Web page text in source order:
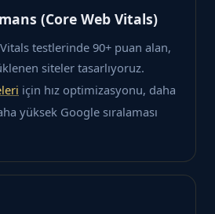
(Core Web Vitals)
testlerinde 90+ puan alan,
siteler tasarlıyoruz.
için hız optimizasyonu, daha
yüksek Google sıralaması